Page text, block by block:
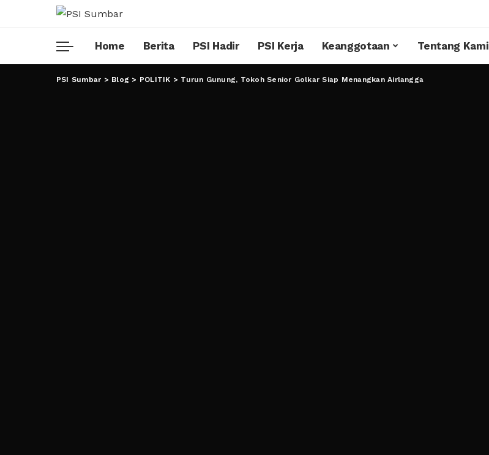
Home Berita PSI Hadir PSI Kerja Keanggotaan Tentang Kami
PSI Sumbar > Blog > POLITIK > Turun Gunung, Tokoh Senior Golkar Siap Menangkan Airlangga